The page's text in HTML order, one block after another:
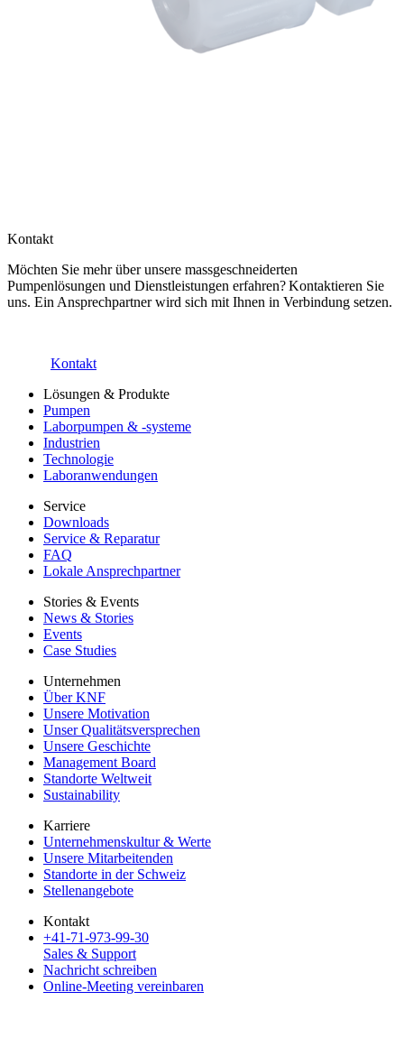
Kontakt
Möchten Sie mehr über unsere massgeschneiderten
Pumpenlösungen und Dienstleistungen erfahren? Kontaktieren Sie
uns. Ein Ansprechpartner wird sich mit Ihnen in Verbindung setzen.
Kontakt
Lösungen & Produkte
Pumpen
Laborpumpen & -systeme
Industrien
Technologie
Laboranwendungen
Service
Downloads
Service & Reparatur
FAQ
Lokale Ansprechpartner
Stories & Events
News & Stories
Events
Case Studies
Unternehmen
Über KNF
Unsere Motivation
Unser Qualitätsversprechen
Unsere Geschichte
Management Board
Standorte Weltweit
Sustainability
Karriere
Unternehmenskultur & Werte
Unsere Mitarbeitenden
Standorte in der Schweiz
Stellenangebote
Kontakt
+41-71-973-99-30
Sales & Support
Nachricht schreiben
Online-Meeting vereinbaren